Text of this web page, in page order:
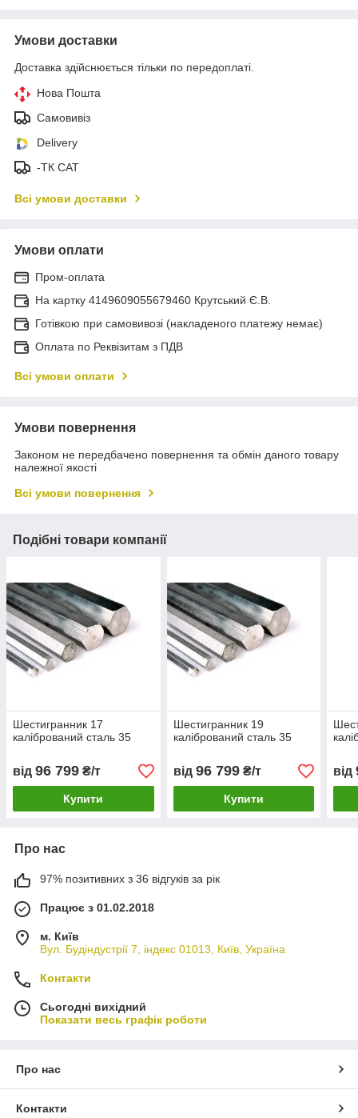
Умови доставки
Доставка здійснюється тільки по передоплаті.
Нова Пошта
Самовивіз
Delivery
-ТК САТ
Всі умови доставки
Умови оплати
Пром-оплата
На картку 4149609055679460 Крутський Є.В.
Готівкою при самовивозі (накладеного платежу немає)
Оплата по Реквізитам з ПДВ
Всі умови оплати
Умови повернення
Законом не передбачено повернення та обмін даного товару
належної якості
Всі умови повернення
Подібні товари компанії
Шестигранник 17
калібрований сталь 35
від 96 799 ₴/т
Купити
Шестигранник 19
калібрований сталь 35
від 96 799₴/т
Купити
від
Про нас
97% позитивних з 36 відгуків за рік
Працює з 01.02.2018
м. Київ
Вул. Будіндустрії 7, індекс 01013, Київ, Україна
Контакти
Сьогодні вихідний
Показати весь графік роботи
Про нас
Контакти